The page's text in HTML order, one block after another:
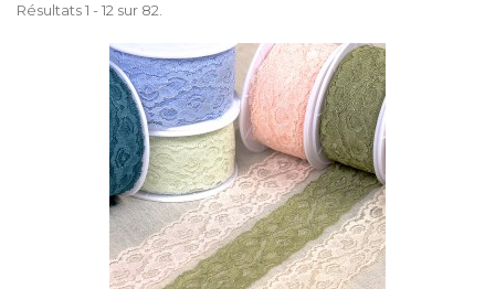
Résultats 1 - 12 sur 82.